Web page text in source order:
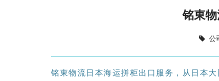
铭東
公
铭東物流日本海运拼柜出口服务，从日本